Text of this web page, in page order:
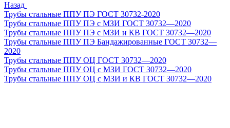
Назад
Трубы стальные ППУ ПЭ ГОСТ 30732-2020
Трубы стальные ППУ ПЭ с МЗИ ГОСТ 30732—2020
Трубы стальные ППУ ПЭ с МЗИ и КВ ГОСТ 30732—2020
Трубы стальные ППУ ПЭ Бандажированные ГОСТ 30732—
2020
Трубы стальные ППУ ОЦ ГОСТ 30732—2020
Трубы стальные ППУ ОЦ с МЗИ ГОСТ 30732—2020
Трубы стальные ППУ ОЦ с МЗИ и КВ ГОСТ 30732—2020